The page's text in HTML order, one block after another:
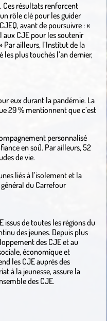
Ces résultats renforcent
rôle clé pour les guider
avant de poursuivre : «
aux CJE pour les soutenir
Par ailleurs, l’Institut de la
les plus touchés l’an dernier,
eux durant la pandémie. La
29 % mentionnent que c’est
personnalisé
en soi). Par ailleurs, 52
de vie.
liés à l’isolement et la
du Carrefour
issus de toutes les régions du
des jeunes. Depuis plus
des CJE et au
économique et
les CJE auprès des
à la jeunesse, assure la
des CJE.